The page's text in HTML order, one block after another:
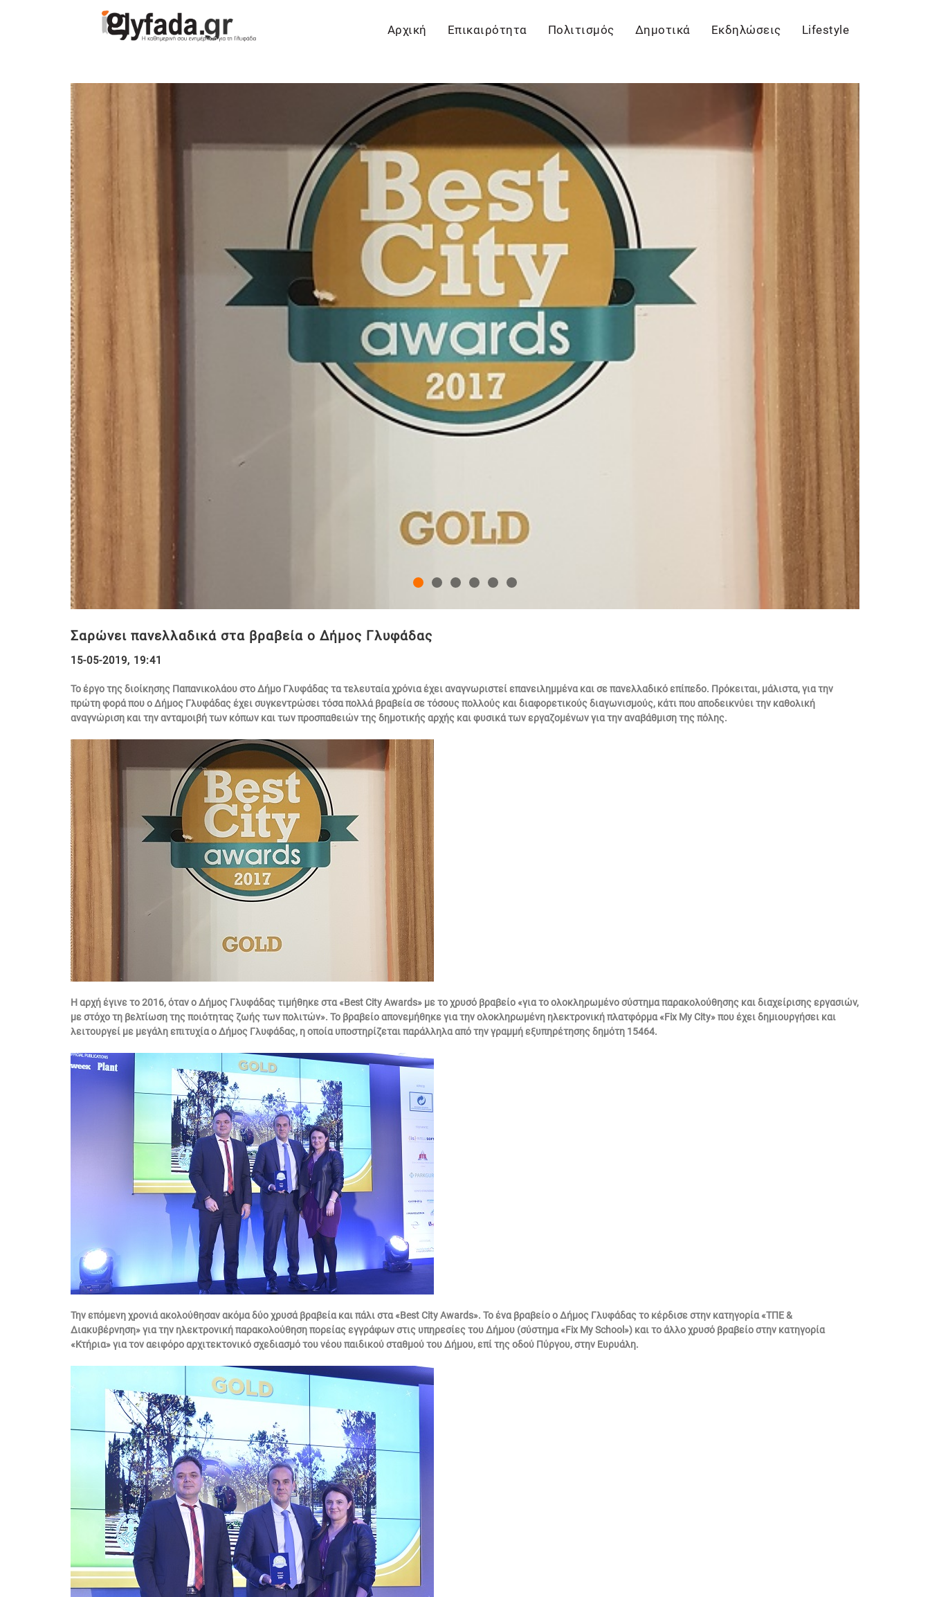
Αρχική Επικαιρότητα Πολιτισμός Δημοτικά Εκδηλώσεις Lifestyle
Σαρώνει πανελλαδικά στα βραβεία ο Δήμος Γλυφάδας
15-05-2019, 19:41
Το έργο της διοίκησης Παπανικολάου στο Δήμο Γλυφάδας τα τελευταία χρόνια έχει αναγνωριστεί επανειλημμένα και σε πανελλαδικό επίπεδο. Πρόκειται, μάλιστα, για την
πρώτη φορά που ο Δήμος Γλυφάδας έχει συγκεντρώσει τόσα πολλά βραβεία σε τόσους πολλούς και διαφορετικούς διαγωνισμούς, κάτι που αποδεικνύει την καθολική
αναγνώριση και την ανταμοιβή των κόπων και των προσπαθειών της δημοτικής αρχής και φυσικά των εργαζομένων για την αναβάθμιση της πόλης.
Η αρχή έγινε το 2016, όταν ο Δήμος Γλυφάδας τιμήθηκε στα «Best City Awards» με το χρυσό βραβείο «για το ολοκληρωμένο σύστημα παρακολούθησης και διαχείρισης εργασιών,
με στόχο τη βελτίωση της ποιότητας ζωής των πολιτών». Το βραβείο απονεμήθηκε για την ολοκληρωμένη ηλεκτρονική πλατφόρμα «Fix My City» που έχει δημιουργήσει και
λειτουργεί με μεγάλη επιτυχία ο Δήμος Γλυφάδας, η οποία υποστηρίζεται παράλληλα από την γραμμή εξυπηρέτησης δημότη 15464.
Την επόμενη χρονιά ακολούθησαν ακόμα δύο χρυσά βραβεία και πάλι στα «Best City Awards». Το ένα βραβείο ο Δήμος Γλυφάδας το κέρδισε στην κατηγορία «ΤΠΕ &
Διακυβέρνηση» για την ηλεκτρονική παρακολούθηση πορείας εγγράφων στις υπηρεσίες του Δήμου (σύστημα «Fix My School») και το άλλο χρυσό βραβείο στην κατηγορία
«Κτήρια» για τον αειφόρο αρχιτεκτονικό σχεδιασμό του νέου παιδικού σταθμού του Δήμου, επί της οδού Πύργου, στην Ευρυάλη.